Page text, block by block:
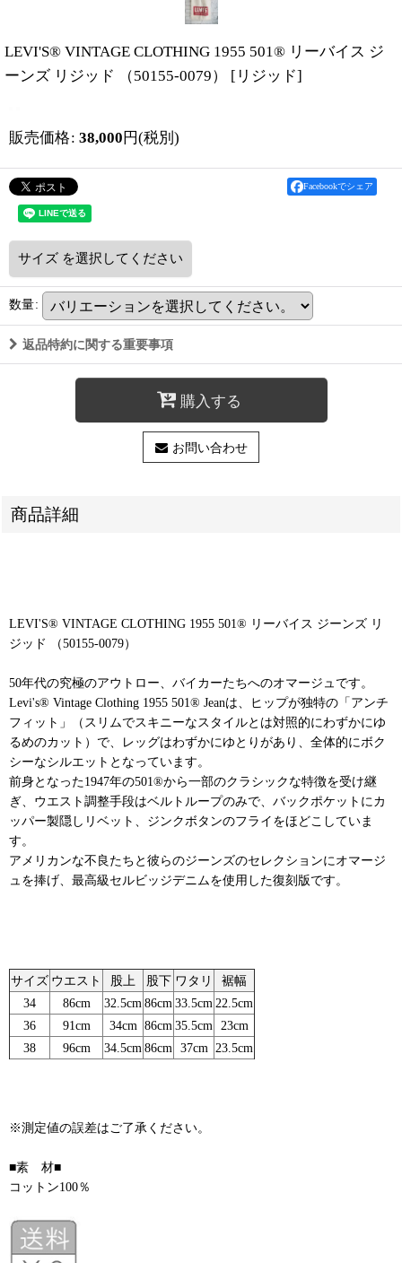
LEVI'S® VINTAGE CLOTHING 1955 501® リーバイス ジ
ーンズ リジッド （50155-0079）
[ リジッド]
販売価格: 38,000 円(税別)
Facebookでシェア
サイズ を選択してください
数量:
返品特約に関する重要事項
購入する
お問い合わせ
商品詳細
LEVI'S® VINTAGE CLOTHING 1955 501® リーバイス ジーンズ リ
ジッド （50155-0079）
50年代の究極のアウトロー、バイカーたちへのオマージュです。
Levi's® Vintage Clothing 1955 501® Jeanは、ヒップが独特の「アンチ
フィット」（スリムでスキニーなスタイルとは対照的にわずかにゆ
るめのカット）で、レッグはわずかにゆとりがあり、全体的にボク
シーなシルエットとなっています。
前身となった1947年の501®から一部のクラシックな特徴を受け継
ぎ、ウエスト調整手段はベルトループのみで、バックポケットにカ
ッパー製隠しリベット、ジンクボタンのフライをほどこしていま
す。
アメリカンな不良たちと彼らのジーンズのセレクションにオマージ
ュを捧げ、最高級セルビッジデニムを使用した復刻版です。
サイズ ウエスト 股上 股下 ワタリ
裾幅
34
86cm 32.5cm86cm33.5cm22.5cm
36
91cm 34cm 86cm35.5cm 23cm
38
96cm 34.5cm86cm 37cm 23.5cm
※測定値の誤差はご了承ください。
■素 材■
コットン100％